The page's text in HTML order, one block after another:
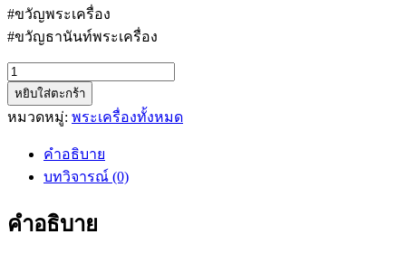
#ขวัญพระเครื่อง
#ขวัญธานันท์พระเครื่อง
จำนวน
อาจารย์
เขียว
หน้ากาก
หยิบใส่ตะกร้า
หมวดหมู่: พระเครื่องทั้งหมด
คำอธิบาย
บทวิจารณ์ (0)
คำอธิบาย